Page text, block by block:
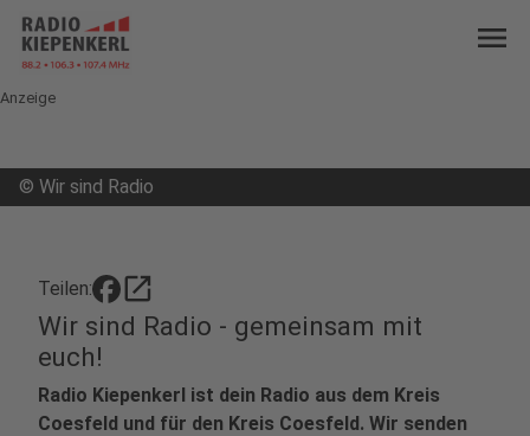
menu
Anzeige
© Wir sind Radio
Teilen: open_in_new
Wir sind Radio - gemeinsam mit
euch!
Radio Kiepenkerl ist dein Radio aus dem Kreis
Coesfeld und für den Kreis Coesfeld. Wir senden